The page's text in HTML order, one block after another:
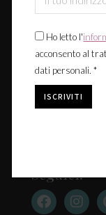
Iscriviti
Ho letto l'
dati personali. *
Seguici:
Ho letto l'
acconsento al
dati personali. *